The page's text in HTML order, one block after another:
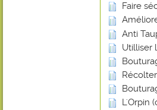
Faire
Anti
Utilliser
L'Orpin